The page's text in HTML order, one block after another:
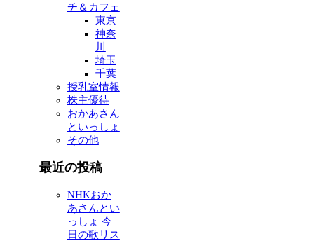
チ＆カフェ
東京
神奈
川
埼玉
千葉
授乳室情報
株主優待
おかあさん
といっしょ
その他
最近の投稿
NHKおか
あさんとい
っしょ 今
日の歌リス